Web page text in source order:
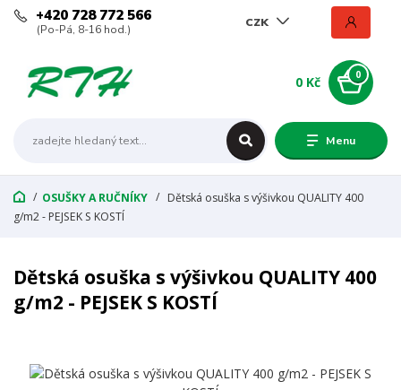
Menu
CZK
+420 728 772 566
(Po-Pá, 8-16 hod.)
0
0 Kč
OSUŠKY A RUČNÍKY
Dětská osuška s výšivkou QUALITY 400
g/m2 - PEJSEK S KOSTÍ
Dětská osuška s výšivkou QUALITY 400
g/m2 - PEJSEK S KOSTÍ